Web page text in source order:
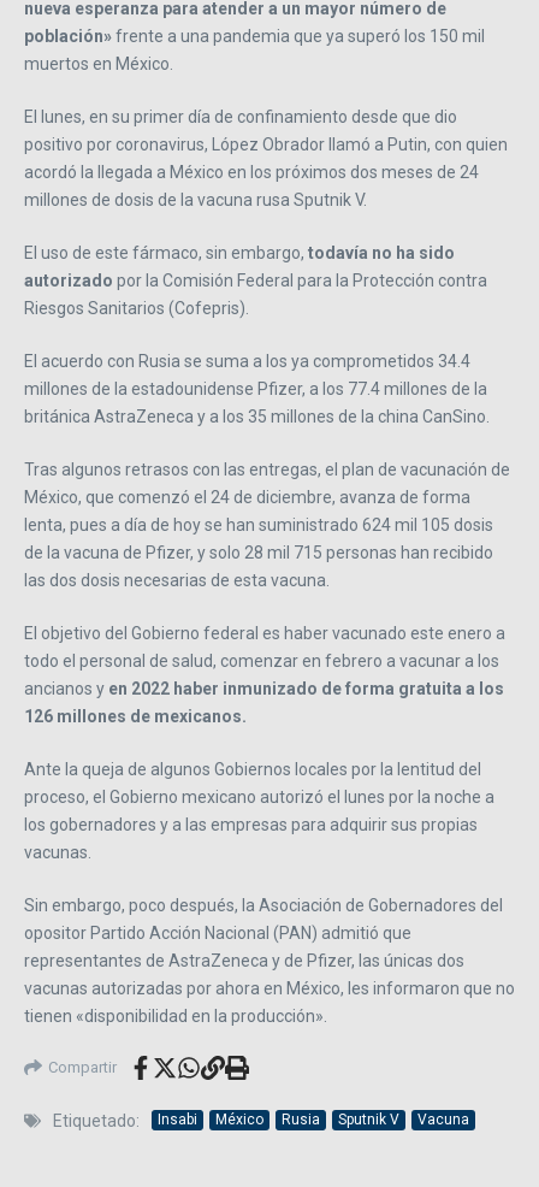
nueva esperanza para atender a un mayor número de
población»frente a una pandemia que ya superó los 150 mil
muertos en México.
El lunes, en su primer día de confinamiento desde que dio
positivo por coronavirus, López Obrador llamó a Putin, con quien
acordó la llegada a México en los próximos dos meses de 24
millones de dosis de la vacuna rusa Sputnik V.
El uso de este fármaco, sin embargo, todavía no ha sido
autorizado por la Comisión Federal para la Protección contra
Riesgos Sanitarios (Cofepris).
El acuerdo con Rusia se suma a los ya comprometidos 34.4
millones de la estadounidense Pfizer, a los 77.4 millones de la
británica AstraZeneca y a los 35 millones de la china CanSino.
Tras algunos retrasos con las entregas, el plan de vacunación de
México, que comenzó el 24 de diciembre, avanza de forma
lenta, pues a día de hoy se han suministrado 624 mil 105 dosis
de la vacuna de Pfizer, y solo 28 mil 715 personas han recibido
las dos dosis necesarias de esta vacuna.
El objetivo del Gobierno federal es haber vacunado este enero a
todo el personal de salud, comenzar en febrero a vacunar a los
ancianos y en 2022 haber inmunizado de forma gratuita a los
126 millones de mexicanos.
Ante la queja de algunos Gobiernos locales por la lentitud del
proceso, el Gobierno mexicano autorizó el lunes por la noche a
los gobernadores y a las empresas para adquirir sus propias
vacunas.
Sin embargo, poco después, la Asociación de Gobernadores del
opositor Partido Acción Nacional (PAN) admitió que
representantes de AstraZeneca y de Pfizer, las únicas dos
vacunas autorizadas por ahora en México, les informaron que no
tienen «disponibilidad en la producción».
Compartir
Etiquetado: Insabi México Rusia Sputnik V Vacuna